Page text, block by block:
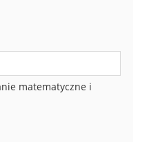
matematyczne i